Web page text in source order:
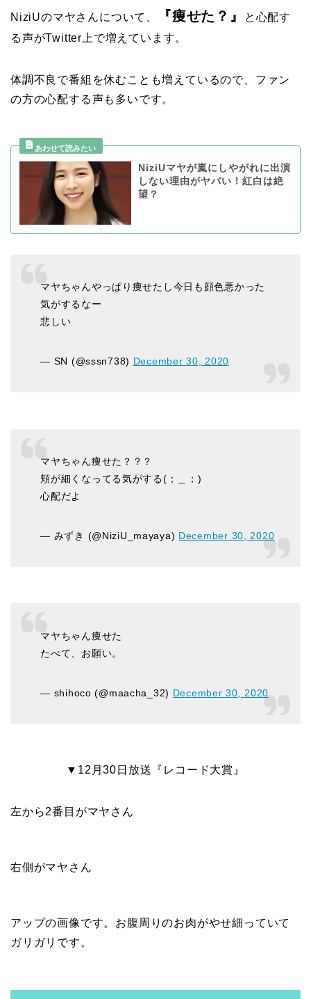
NiziUのマヤさんについて、 『痩せた？』
と心配す
る声がTwitter上で増えています。
体調不良で番組を休むことも増えているので、ファン
の方の心配する声も多いです。
NiziUマヤが嵐にしやがれに出演
しない理由がヤバい！紅白は絶
望？
マヤちゃんやっぱり痩せたし今日も顔色悪かった
気がするなー
悲しい
— SN (@sssn738) December 30, 2020
マヤちゃん痩せた？？？
頬が細くなってる気がする(；＿；)
心配だよ
— みずき (@NiziU_mayaya) December 30, 2020
マヤちゃん痩せた
たべて、お願い。
— shihoco (@maacha_32) December 30, 2020
▼12月30日放送『レコード大賞』
左から2番目がマヤさん
右側がマヤさん
アップの画像です。お腹周りのお肉がやせ細っていて
ガリガリです。